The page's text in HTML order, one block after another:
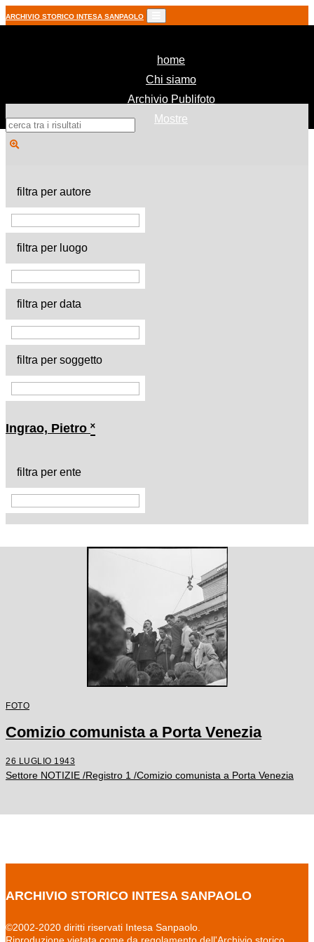
ARCHIVIO STORICO INTESA SANPAOLO
home(current)
Chi siamo
Archivio Publifoto
Mostre
filtra per autore
filtra per luogo
filtra per data
filtra per soggetto
Ingrao, Pietro ˟
filtra per ente
FOTO
Comizio comunista a Porta Venezia
26 LUGLIO 1943
Settore NOTIZIE /Registro 1 /Comizio comunista a Porta Venezia
ARCHIVIO STORICO INTESA SANPAOLO
©2002-2020 diritti riservati Intesa Sanpaolo.